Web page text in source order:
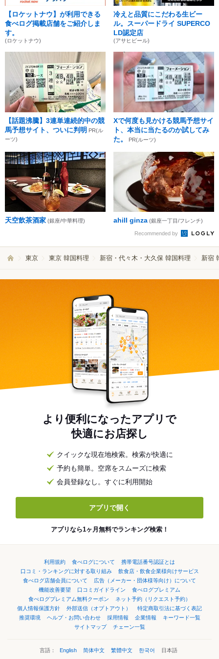
【ロケットナウ】が利用できる
食べログ掲載店舗をご紹介しま
す。
(ロケットナウ)
冷えと品質にこだわる生ビー
ル。スーパードライ SUPERCO
LD認定店
(アサヒビール)
【話題沸騰】3連単連続的中の競
馬予想サイト、ついに判明 PR(ル
ーツ)
Xで何度も見かける競馬予想サイ
ト、本当に当たるのか試してみ
た。
PR(ルーツ)
天空飲茶酒家 (銀座/中華料理) ahill ginza (銀座一丁目/フレンチ)
Recommended by
東京 東京 韓国料理 新宿・代々木・大久保 韓国料理 新宿
より便利になったアプリで
快適にお店探し
クイックな現在地検索。検索が快適に
予約も簡単。空席をスムーズに検索
会員登録なし。すぐに利用開始
アプリで開く
アプリなら1ヶ月無料でランキング検索！
利用規約 食べログについて
携帯電話番号認証とは
口コミ・ランキングに対する取り組み
飲食店・飲食企業様向けサービス
食べログ店舗会員について
広告（メーカー・団体様等向け）について
機能改善要望
口コミガイドライン
食べログプレミアム
食べログプレミアム無料クーポン
ネット予約（リクエスト予約）
個人情報保護方針
外部送信（オプトアウト）
特定商取引法に基づく表記
推奨環境
ヘルプ・お問い合わせ 採用情報 企業情報
キーワード一覧
サイトマップ
チェーン一覧
言語： English 简体中文 繁體中文 한국어 日本語